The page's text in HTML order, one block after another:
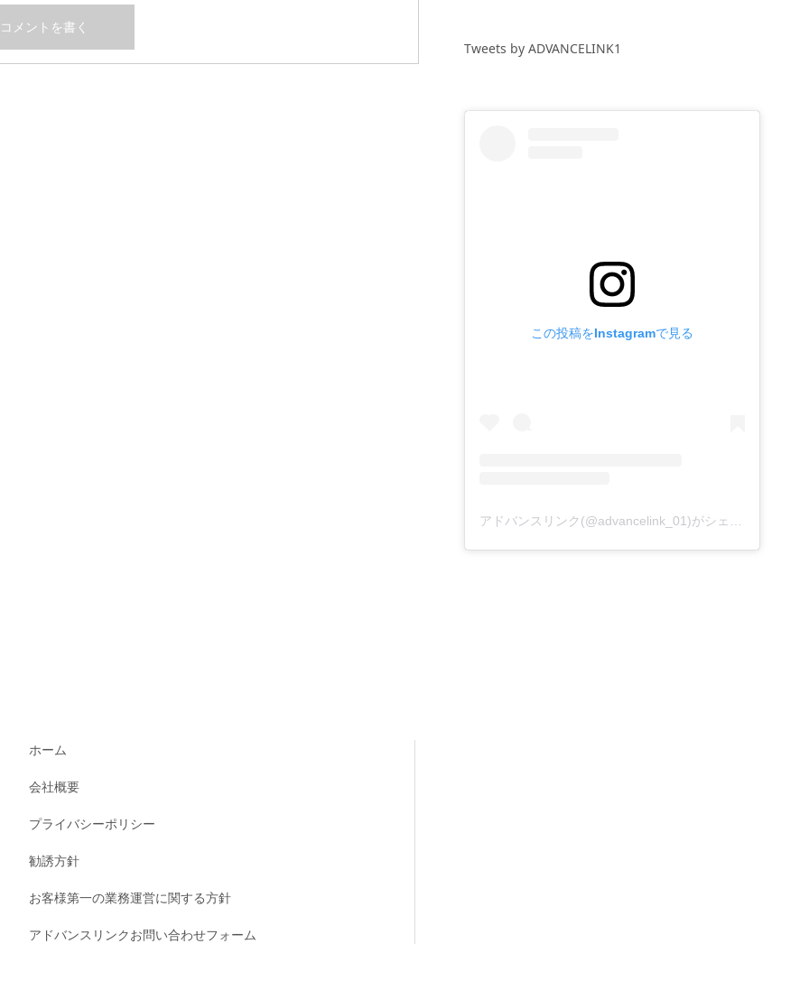
Tweets by ADVANCELINK1
この投稿をInstagramで見る
アドバンスリンク(@advancelink_01)がシェアした投稿
ホーム
会社概要
プライバシーポリシー
勧誘方針
お客様第一の業務運営に関する方針
アドバンスリンクお問い合わせフォーム